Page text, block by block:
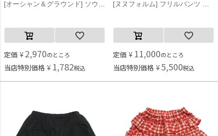
定価 ¥ 2,970のところ
当店特別価格 ¥ 1,782税込
定価 ¥ 11,000のところ
当店特別価格 ¥ 5,500税込